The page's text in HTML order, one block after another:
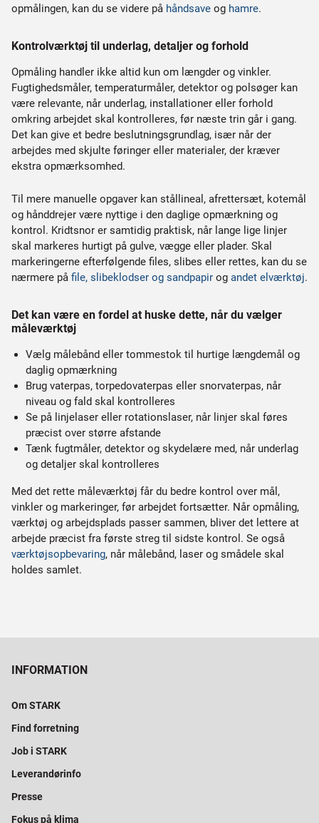
opmålingen, kan du se videre på håndsave og hamre.
Kontrolværktøj til underlag, detaljer og forhold
Opmåling handler ikke altid kun om længder og vinkler.
Fugtighedsmåler, temperaturmåler, detektor og polsøger kan
være relevante, når underlag, installationer eller forhold
omkring arbejdet skal kontrolleres, før næste trin går i gang.
Det kan give et bedre beslutningsgrundlag, især når der
arbejdes med skjulte føringer eller materialer, der kræver
ekstra opmærksomhed.
Til mere manuelle opgaver kan stållineal, afrettersæt, kotemål
og hånddrejer være nyttige i den daglige opmærkning og
kontrol. Kridtsnor er samtidig praktisk, når lange lige linjer
skal markeres hurtigt på gulve, vægge eller plader. Skal
markeringerne efterfølgende files, slibes eller rettes, kan du se
nærmere på file, slibeklodser og sandpapir og andet elværktøj.
Det kan være en fordel at huske dette, når du vælger
måleværktøj
Vælg målebånd eller tommestok til hurtige længdemål og
daglig opmærkning
Brug vaterpas, torpedovaterpas eller snorvaterpas, når
niveau og fald skal kontrolleres
Se på linjelaser eller rotationslaser, når linjer skal føres
præcist over større afstande
Tænk fugtmåler, detektor og skydelære med, når underlag
og detaljer skal kontrolleres
Med det rette måleværktøj får du bedre kontrol over mål,
vinkler og markeringer, før arbejdet fortsætter. Når opmåling,
værktøj og arbejdsplads passer sammen, bliver det lettere at
arbejde præcist fra første streg til sidste kontrol. Se også
værktøjsopbevaring, når målebånd, laser og smådele skal
holdes samlet.
INFORMATION
Om STARK
Find forretning
Job i STARK
Leverandørinfo
Presse
Fokus på klima